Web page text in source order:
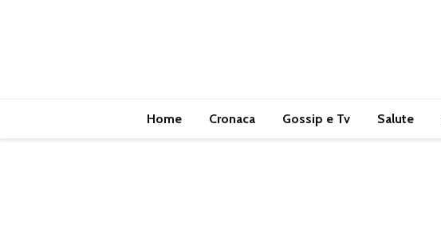
Home Cronaca Gossip e Tv Salute